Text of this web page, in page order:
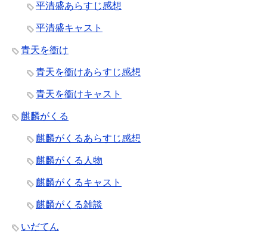
平清盛あらすじ感想
平清盛キャスト
青天を衝け
青天を衝けあらすじ感想
青天を衝けキャスト
麒麟がくる
麒麟がくるあらすじ感想
麒麟がくる人物
麒麟がくるキャスト
麒麟がくる雑談
いだてん